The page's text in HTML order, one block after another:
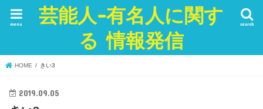
芸能人-有名人に関す
る 情報発信
search
menu
HOME きい3
2019.09.05